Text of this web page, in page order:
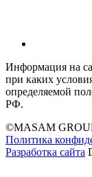
Информация на
при каких
определяемой
РФ.
©MASAM
Политика
Разработка сайта